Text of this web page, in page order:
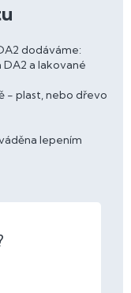
dodáváme:
a lakované
- plast, nebo dřevo
lepením